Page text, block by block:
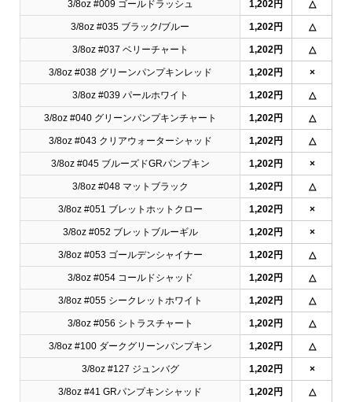
3/8oz #009 ゴールドラッシュ 1,202円 △
3/8oz #035 ブラック/ブルー 1,202円 △
3/8oz #037 ベリーチャート 1,202円 △
3/8oz #038 グリーンパンプキンレッド 1,202円 ×
3/8oz #039 パールホワイト 1,202円 △
3/8oz #040 グリーンパンプキンチャート 1,202円 △
3/8oz #043 クリアウォーターシャッド 1,202円 △
3/8oz #045 ブルーズドGRパンプキン 1,202円 ×
3/8oz #048 マットブラック 1,202円 △
3/8oz #051 ブレットホットクロー 1,202円 ×
3/8oz #052 ブレットブルーギル 1,202円 ×
3/8oz #053 ゴールデンシャイナー 1,202円 △
3/8oz #054 コールドシャッド 1,202円 △
3/8oz #055 シークレットホワイト 1,202円 △
3/8oz #056 シトラスチャート 1,202円 △
3/8oz #100 ダークグリーンパンプキン 1,202円 △
3/8oz #127 ジュンバグ 1,202円 ×
3/8oz #41 GRパンプキンシャッド 1,202円 △